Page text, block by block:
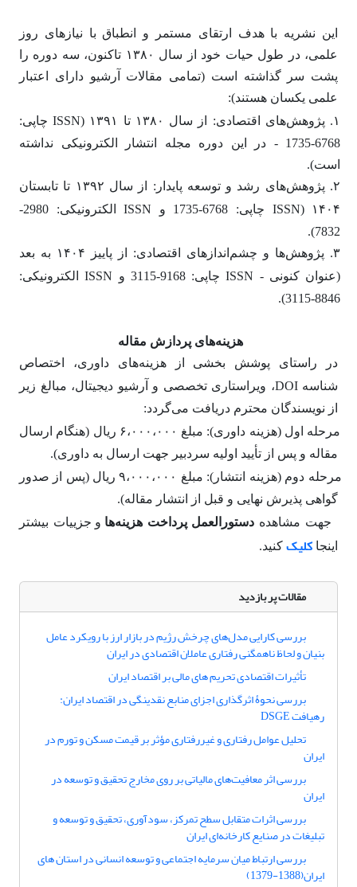
این نشریه با هدف ارتقای مستمر و انطباق با نیازهای روز
علمی، در طول حیات خود از سال ۱۳۸۰ تاکنون، سه دوره را
پشت سر گذاشته است (تمامی مقالات آرشیو دارای اعتبار
علمی یکسان هستند):
۱. پژوهش‌های اقتصادی: از سال ۱۳۸۰ تا ۱۳۹۱ (
ISSNچاپی:
6768-1735 - در این دوره مجله انتشار الکترونیکی نداشته
است).
۲. پژوهش‌های رشد و توسعه پایدار: از سال ۱۳۹۲ تا تابستان
۱۴۰۴ (
ISSN چاپی: 6768-1735 و ISSN
الکترونیکی: 2980-
7832).
۳. پژوهش‌ها و چشم‌اندازهای اقتصادی: از پاییز ۱۴۰۴ به بعد
(عنوان کنونی - ISSNچاپی: 9168-3115 و ISSNالکترونیکی:
8846-3115).
هزینه‌های پردازش مقاله
در راستای پوشش بخشی از هزینه‌های داوری، اختصاص
شناسهDOI، ویراستاری تخصصی و آرشیو دیجیتال، مبالغ زیر
از نویسندگان محترم دریافت می‌گردد:
مرحله اول (هزینه داوری): مبلغ ۶،۰۰۰،۰۰۰ ریال (هنگام ارسال
مقاله و پس از تأیید اولیه سردبیر جهت ارسال به داوری).
مرحله دوم (هزینه انتشار): مبلغ ۹،۰۰۰،۰۰۰ ریال (پس از صدور
گواهی پذیرش نهایی و قبل از انتشار مقاله).
جهت مشاهده دستورالعمل پرداخت هزینهها و جزییات بیشتر
اینجا کلیک کنید.
مقالات پر بازدید
بررسی کارایی مدل‌های چرخش رژیم در بازار ارز با رویکرد عامل
بنیان و لحاظ ناهمگنی رفتاری عاملان اقتصادی در ایران
تأثیرات اقتصادی تحریم های مالی بر اقتصاد ایران
بررسی نحوۀ اثرگذاری اجزای منابع نقدینگی در اقتصاد ایران:
رهیافت DSGE
تحلیل عوامل رفتاری و غیررفتاری مؤثر بر قیمت مسکن و تورم در
ایران
بررسی اثر معافیت‌های مالیاتی بر روی مخارج تحقیق و توسعه در
ایران
بررسی اثرات متقابل سطح تمرکز، سودآوری، تحقیق و توسعه و
تبلیغات در صنایع کارخانه‌ای ایران
بررسی ارتباط میان سرمایه اجتماعی و توسعه انسانی در استان های
ایران(1388-1379)